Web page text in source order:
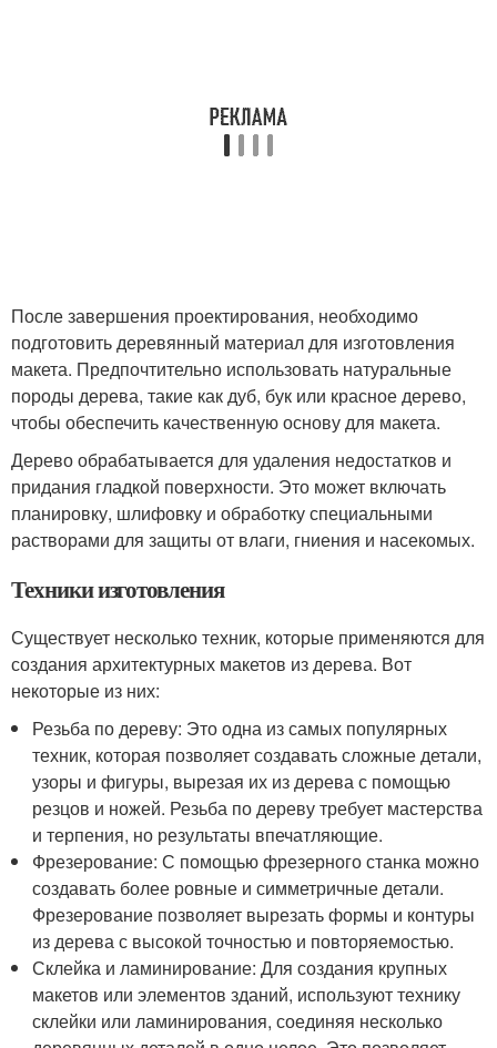
После завершения проектирования, необходимо
подготовить деревянный материал для изготовления
макета. Предпочтительно использовать натуральные
породы дерева, такие как дуб, бук или красное дерево,
чтобы обеспечить качественную основу для макета.
Дерево обрабатывается для удаления недостатков и
придания гладкой поверхности. Это может включать
планировку, шлифовку и обработку специальными
растворами для защиты от влаги, гниения и насекомых.
Техники изготовления
Существует несколько техник, которые применяются для
создания архитектурных макетов из дерева. Вот
некоторые из них:
Резьба по дереву: Это одна из самых популярных
техник, которая позволяет создавать сложные детали,
узоры и фигуры, вырезая их из дерева с помощью
резцов и ножей. Резьба по дереву требует мастерства
и терпения, но результаты впечатляющие.
Фрезерование: С помощью фрезерного станка можно
создавать более ровные и симметричные детали.
Фрезерование позволяет вырезать формы и контуры
из дерева с высокой точностью и повторяемостью.
Склейка и ламинирование: Для создания крупных
макетов или элементов зданий, используют технику
склейки или ламинирования, соединяя несколько